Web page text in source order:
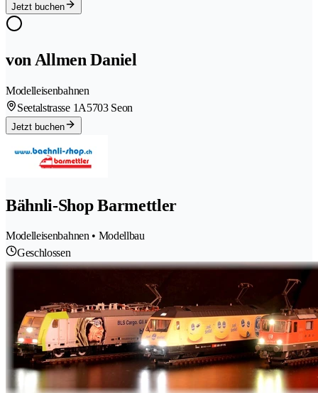
Jetzt buchen
von Allmen Daniel
Modelleisenbahnen
Seetalstrasse 1A5703 Seon
Jetzt buchen
Bähnli-Shop Barmettler
Modelleisenbahnen • Modellbau
Geschlossen